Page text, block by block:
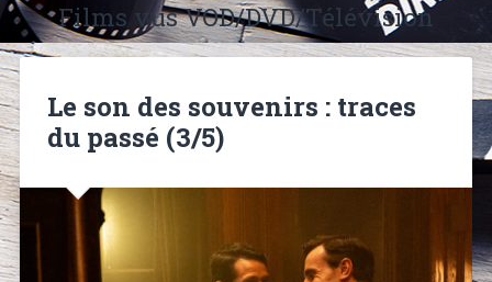
Films vus VOD/DVD/Télévision
Le son des souvenirs : traces
du passé (3/5)